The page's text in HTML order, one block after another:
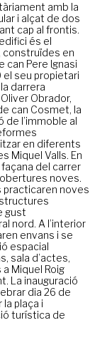
amb la
i alçat de dos
cap al frontis.
és el
construïdes en
can Pere Ignasi
el seu propietari
darrera
Obrador,
can Cosmet, la
de l’immoble al
en diferents
Miquel Valls. En
del carrer
noves.
practicaren noves
gust
nord. A l’interior
envans i se
espacial
sala d’actes,
Miquel Roig
La inauguració
dia 26 de
plaça i
turística de